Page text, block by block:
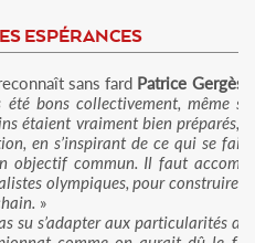
ESPÉRANCES
sans fard Patrice Gergès
été bons collectivement, même
étaient vraiment bien préparés,
en s’inspirant de ce qui se fait
objectif commun. Il faut
olympiques, pour construire
»
su s’adapter aux particularités